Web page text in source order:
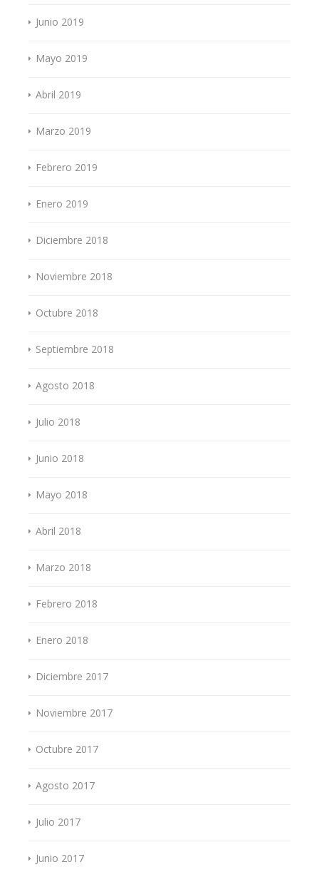
Junio 2019
Mayo 2019
Abril 2019
Marzo 2019
Febrero 2019
Enero 2019
Diciembre 2018
Noviembre 2018
Octubre 2018
Septiembre 2018
Agosto 2018
Julio 2018
Junio 2018
Mayo 2018
Abril 2018
Marzo 2018
Febrero 2018
Enero 2018
Diciembre 2017
Noviembre 2017
Octubre 2017
Agosto 2017
Julio 2017
Junio 2017